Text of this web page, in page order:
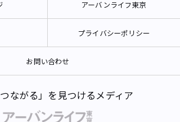
アーバンライフ東京
プライバシーポリシー
お問い合わせ
ながる」を見つけるメディア